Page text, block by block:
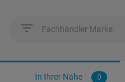
Fachhändler Marke
In Ihrer Nähe 0